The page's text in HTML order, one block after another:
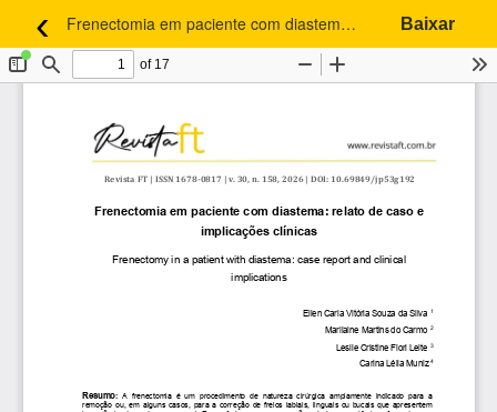
‹Voltar aos Detalhes do Artigo
Frenectomia em paciente com diastema: relato de caso e implicações clínicas Baixar